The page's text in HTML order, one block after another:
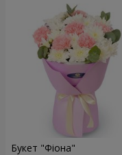
Букет "Фіона"